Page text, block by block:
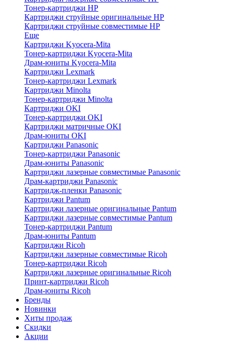
Тонер-картриджи HP
Картриджи струйные оригинальные HP
Картриджи струйные совместимые HP
Еще
Картриджи Kyocera-Mita
Тонер-картриджи Kyocera-Mita
Драм-юниты Kyocera-Mita
Картриджи Lexmark
Тонер-картриджи Lexmark
Картриджи Minolta
Тонер-картриджи Minolta
Картриджи OKI
Тонер-картриджи OKI
Картриджи матричные OKI
Драм-юниты OKI
Картриджи Panasonic
Тонер-картриджи Panasonic
Драм-юниты Panasonic
Картриджи лазерные совместимые Panasonic
Драм-картриджи Panasonic
Картридж-пленки Panasonic
Картриджи Pantum
Картриджи лазерные оригинальные Pantum
Картриджи лазерные совместимые Pantum
Тонер-картриджи Pantum
Драм-юниты Pantum
Картриджи Ricoh
Картриджи лазерные совместимые Ricoh
Тонер-картриджи Ricoh
Картриджи лазерные оригинальные Ricoh
Принт-картриджи Ricoh
Драм-юниты Ricoh
Бренды
Новинки
Хиты продаж
Скидки
Акции